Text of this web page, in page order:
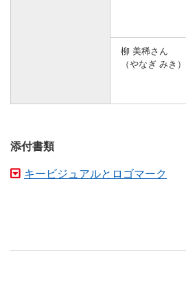
柳 美稀さん
（やなぎ みき）
添付書類
キービジュアルとロゴマーク